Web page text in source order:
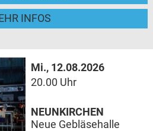
INFOS
Mi., 12.08.2026
20.00 Uhr
NEUNKIRCHEN
Neue Gebläsehalle